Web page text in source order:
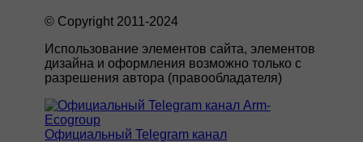
© Copyright 2011-2024
Использование элементов сайта, элементов
дизайна и оформления возможно только с
разрешения автора (правообладателя)
Официальный Telegram канал